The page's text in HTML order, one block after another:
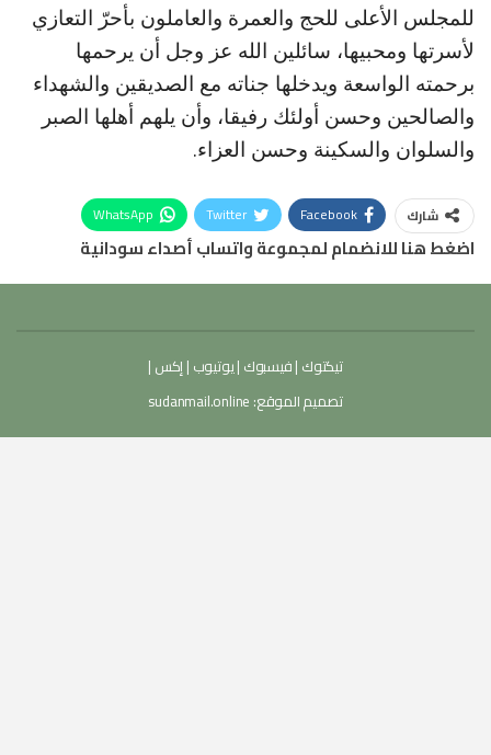
للمجلس الأعلى للحج والعمرة والعاملون بأحرّ التعازي
لأسرتها ومحبيها، سائلين الله عز وجل أن يرحمها
برحمته الواسعة ويدخلها جناته مع الصديقين والشهداء
والصالحين وحسن أولئك رفيقا، وأن يلهم أهلها الصبر
والسلوان والسكينة وحسن العزاء.
شارك Facebook
Twitter
WhatsApp
اضغط هنا للانضمام لمجموعة واتساب أصداء سودانية
تيكتوك |فيسبوك |يوتيوب | إكس |
تصميم الموقع: sudanmail.online